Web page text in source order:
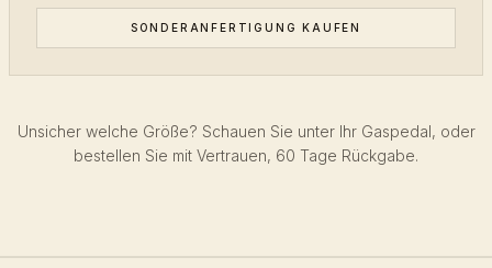
SONDERANFERTIGUNG KAUFEN
Unsicher welche Größe? Schauen Sie unter Ihr Gaspedal, oder
bestellen Sie mit Vertrauen, 60 Tage Rückgabe.